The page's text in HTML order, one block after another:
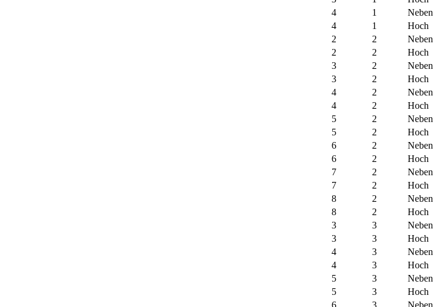
4
1 Neben
4
1 Hoch
2
2 Neben
2
2 Hoch
3
2 Neben
3
2 Hoch
4
2 Neben
4
2 Hoch
5
2 Neben
5
2 Hoch
6
2 Neben
6
2 Hoch
7
2 Neben
7
2 Hoch
8
2 Neben
8
2 Hoch
3
3 Neben
3
3 Hoch
4
3 Neben
4
3 Hoch
5
3 Neben
5
3 Hoch